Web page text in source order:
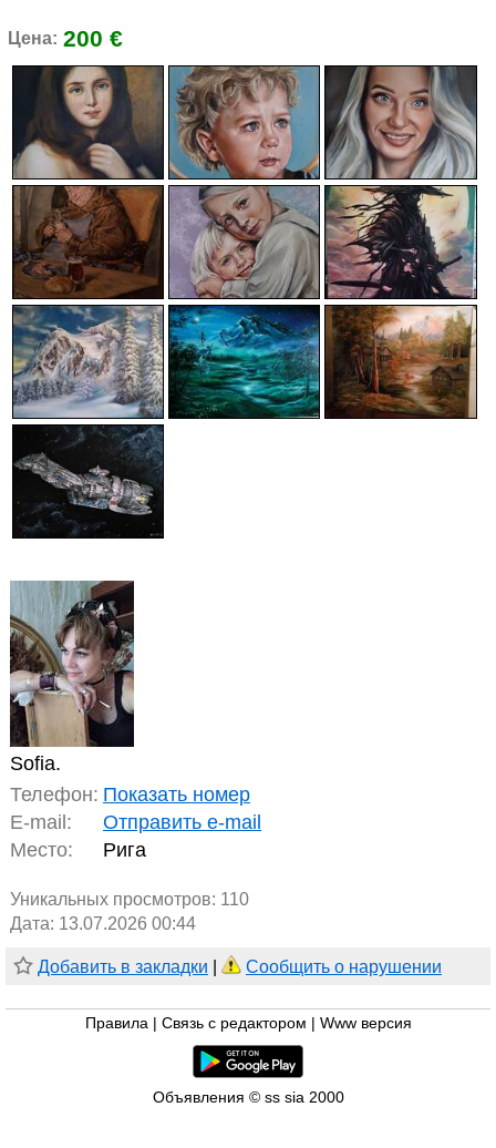
Цена: 200 €
Sofia.
Телефон: Показать номер
E-mail:
Отправить e-mail
Место:
Рига
Уникальных просмотров: 110
Дата: 13.07.2026 00:44
Добавить в закладки Сообщить о нарушении
Правила Связь с редактором Www версия
Объявления © ss sia 2000